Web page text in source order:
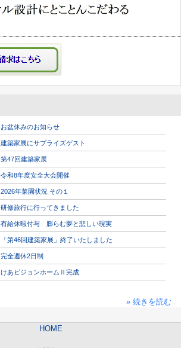
お盆休みのお知らせ
建築家展にサプライズゲスト
第47回建築家展
令和8年度安全大会開催
2026年菜園状況 その１
研修旅行に行ってきました
有給休暇付与 膨らむ夢と悲しい現実
「第46回建築家展」終了いたしました
完全週休2日制
けあビジョンホームⅡ完成
» 続きを読む
HOME